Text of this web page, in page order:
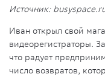
Источник:
Иван открыл свой
видеорегистраторы.
что радует
число возвратов,